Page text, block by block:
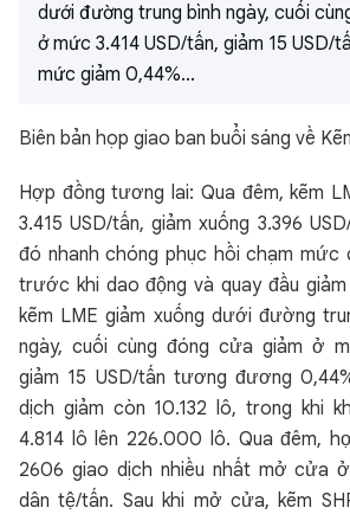
dưới đường trung bình ngày, cuối
ở mức 3.414 USD/tấn, giảm 15 USD/
mức giảm 0,44%...
Biên bản họp giao ban buổi sáng về
Hợp đồng tương lai: Qua đêm, kẽm
3.415 USD/tấn, giảm xuống 3.396
đó nhanh chóng phục hồi chạm mức
trước khi dao động và quay đầu
kẽm LME giảm xuống dưới đường
ngày, cuối cùng đóng cửa giảm ở
giảm 15 USD/tấn tương đương
dịch giảm còn 10.132 lô, trong khi
4.814 lô lên 226.000 lô. Qua đêm,
2606 giao dịch nhiều nhất mở cửa
dân tệ/tấn. Sau khi mở cửa, kẽm